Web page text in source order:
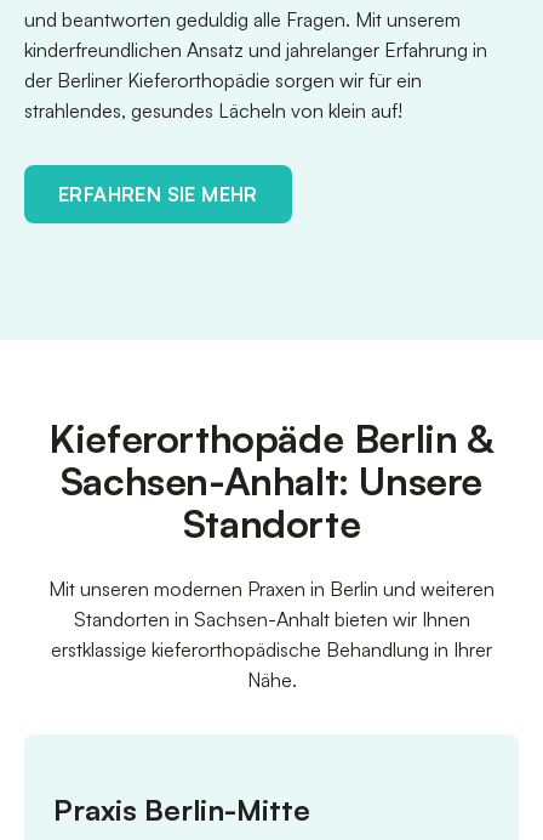
und beantworten geduldig alle Fragen. Mit unserem
kinderfreundlichen Ansatz und jahrelanger Erfahrung in
der Berliner Kieferorthopädie sorgen wir für ein
strahlendes, gesundes Lächeln von klein auf!
ERFAHREN SIE MEHR
Kieferorthopäde Berlin &
Sachsen-Anhalt: Unsere
Standorte
Mit unseren modernen Praxen in Berlin und weiteren
Standorten in Sachsen-Anhalt bieten wir Ihnen
erstklassige kieferorthopädische Behandlung in Ihrer
Nähe.
Praxis Berlin-Mitte